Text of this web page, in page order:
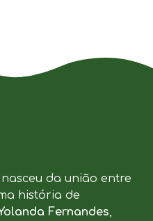
nasceu da união entre
história de
Fernandes,